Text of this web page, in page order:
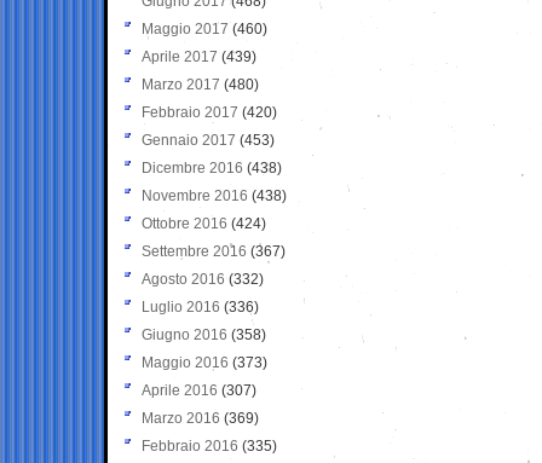
Maggio 2017 (460)
Aprile 2017 (439)
Marzo 2017 (480)
Febbraio 2017 (420)
Gennaio 2017 (453)
Dicembre 2016 (438)
Novembre 2016 (438)
Ottobre 2016 (424)
Settembre 2016 (367)
Agosto 2016 (332)
Luglio 2016 (336)
Giugno 2016 (358)
Maggio 2016 (373)
Aprile 2016 (307)
Marzo 2016 (369)
Febbraio 2016 (335)